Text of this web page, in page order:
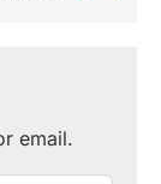
email.